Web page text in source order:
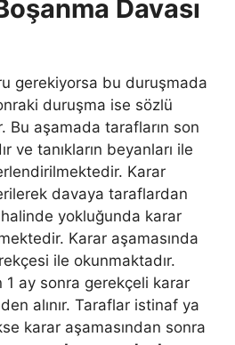
Davası
gerekiyorsa bu duruşmada
duruşma ise sözlü
Bu aşamada tarafların son
ve tanıkların beyanları ile
Karar
davaya taraflardan
halinde yokluğunda karar
Karar aşamasında
ile okunmaktadır.
ay sonra gerekçeli karar
alınır. Taraflar istinaf ya
karar aşamasından sonra